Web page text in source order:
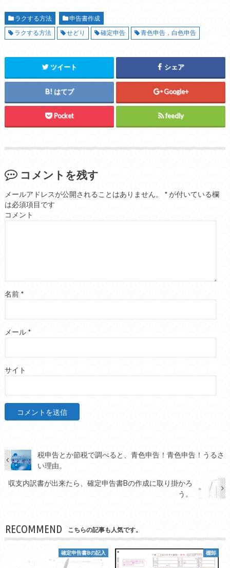
ラクする方法
申告書作成
ラクする方法
せどり 確定申告 青色申告，白色申告
ツイート シェア
はてブ Google+
Pocket feedly
コメントを残す
メールアドレスが公開されることはありません。 *が付いている欄
は必須項目です
コメント
名前 *
メール *
サイト
税申告とか節税で調べると、青色申告！青色申告！うるさ
い理由。
収支内訳書が出来たら、確定申告書Bの作成に取り掛かろ
う。
RECOMMEND こちらの記事も人気です。
確定申告書Bの記入 棚卸